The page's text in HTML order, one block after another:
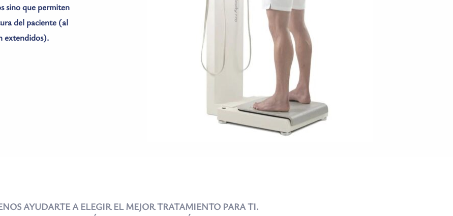
sino que permiten
del paciente (al
extendidos).
AYUDARTE A ELEGIR EL MEJOR TRATAMIENTO PARA TI.